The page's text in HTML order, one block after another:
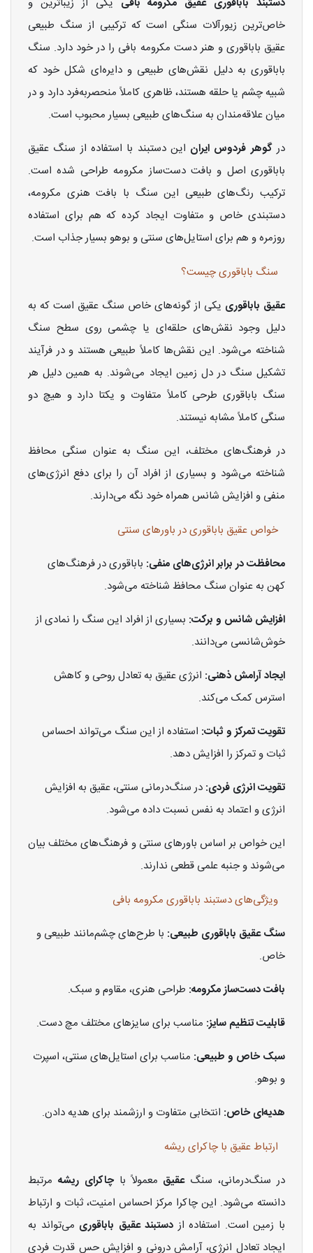
خاص‌ترین زیورآلات سنگی است که ترکیبی از سنگ طبیعی
عقیق باباقوری و هنر دست مکرومه بافی را در خود دارد. سنگ
باباقوری به دلیل نقش‌های طبیعی و دایره‌ای شکل خود که
شبیه چشم یا حلقه هستند، ظاهری کاملاً منحصر‌به‌فرد دارد و در
میان علاقه‌مندان به سنگ‌های طبیعی بسیار محبوب است.
درگوهر فردوس ایران این دستبند با استفاده از سنگ عقیق
باباقوری اصل و بافت دست‌ساز مکرومه طراحی شده است.
ترکیب رنگ‌های طبیعی این سنگ با بافت هنری مکرومه،
دستبندی خاص و متفاوت ایجاد کرده که هم برای استفاده
روزمره و هم برای استایل‌های سنتی و بوهو بسیار جذاب است.
سنگ باباقوری چیست؟
عقیق باباقوری یکی از گونه‌های خاص سنگ عقیق است که به
دلیل وجود نقش‌های حلقه‌ای یا چشمی روی سطح سنگ
شناخته می‌شود. این نقش‌ها کاملاً طبیعی هستند و در فرآیند
تشکیل سنگ در دل زمین ایجاد می‌شوند. به همین دلیل هر
سنگ باباقوری طرحی کاملاً متفاوت و یکتا دارد و هیچ دو
سنگی کاملاً مشابه نیستند.
در فرهنگ‌های مختلف، این سنگ به عنوان سنگی محافظ
شناخته می‌شود و بسیاری از افراد آن را برای دفع انرژی‌های
منفی و افزایش شانس همراه خود نگه می‌دارند.
خواص عقیق باباقوری در باورهای سنتی
محافظت در برابر انرژی‌های منفی: باباقوری در فرهنگ‌های
کهن به عنوان سنگ محافظ شناخته می‌شود.
افزایش شانس و برکت: بسیاری از افراد این سنگ را نمادی از
خوش‌شانسی می‌دانند.
ایجاد آرامش ذهنی: انرژی عقیق به تعادل روحی و کاهش
استرس کمک می‌کند.
تقویت تمرکز و ثبات: استفاده از این سنگ می‌تواند احساس
ثبات و تمرکز را افزایش دهد.
تقویت انرژی فردی: در سنگ‌درمانی سنتی، عقیق به افزایش
انرژی و اعتماد به نفس نسبت داده می‌شود.
این خواص بر اساس باورهای سنتی و فرهنگ‌های مختلف بیان
می‌شوند و جنبه علمی قطعی ندارند.
ویژگی‌های دستبند باباقوری مکرومه بافی
سنگ عقیق باباقوری طبیعی: با طرح‌های چشم‌مانند طبیعی و
خاص.
بافت دست‌ساز مکرومه: طراحی هنری، مقاوم و سبک.
قابلیت تنظیم سایز: مناسب برای سایزهای مختلف مچ دست.
سبک خاص و طبیعی: مناسب برای استایل‌های سنتی، اسپرت
و بوهو.
هدیه‌ای خاص: انتخابی متفاوت و ارزشمند برای هدیه دادن.
ارتباط عقیق با چاکرای ریشه
در سنگ‌درمانی، سنگعقیق معمولاً باچاکرای ریشه مرتبط
دانسته می‌شود. این چاکرا مرکز احساس امنیت، ثبات و ارتباط
با زمین است. استفاده از دستبند عقیق باباقوری می‌تواند به
ایجاد تعادل انرژی، آرامش درونی و افزایش حس قدرت فردی